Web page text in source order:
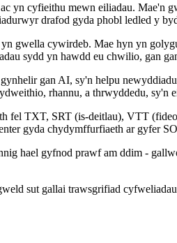
yn cyfieithu mewn eiliadau. Mae'n
drafod gyda phobl ledled y
gwella cywirdeb. Mae hyn yn
sydd yn hawdd eu chwilio, gan
gan AI, sy'n helpu
rhannu, a thrwyddedu, sy'n
TXT, SRT (is-deitlau), VTT
gyda chydymffurfiaeth ar gyfer
hael gyfnod prawf am ddim -
sut gallai trawsgrifiad